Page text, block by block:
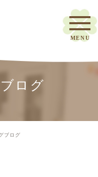
ログ
ブログ